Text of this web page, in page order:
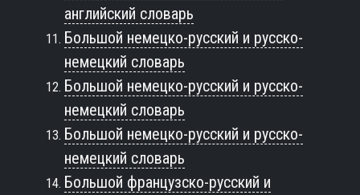
английский словарь
Большой немецко-русский и русско-
немецкий словарь
Большой немецко-русский и русско-
немецкий словарь
Большой немецко-русский и русско-
немецкий словарь
Большой французско-русский и